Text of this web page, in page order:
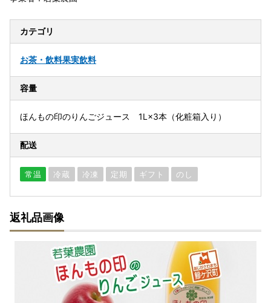
カテゴリ
お茶・飲料果実飲料
容量
ほんもの印のりんごジュース 1L×3本（化粧箱入り）
配送
常温 冷蔵 冷凍 定期 ギフト のし
返礼品画像